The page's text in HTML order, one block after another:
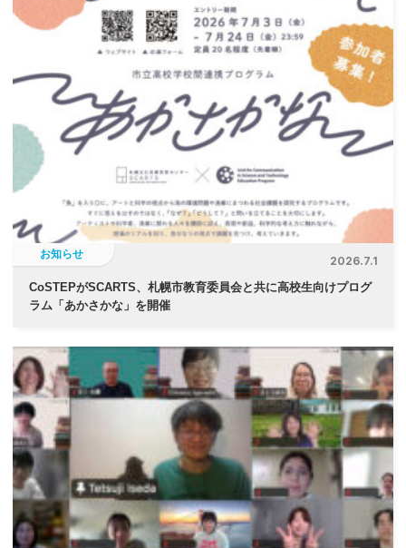
お知らせ
2026.7.1
CoSTEPがSCARTS、札幌市教育委員会と共に高校生向けプログ
ラム「あかさかな」を開催